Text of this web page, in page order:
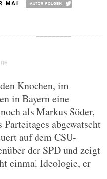
MAI
Knochen, im
in Bayern eine
als Markus Söder,
abgewatscht
auf dem CSU-
der SPD und zeigt
einmal Ideologie, er